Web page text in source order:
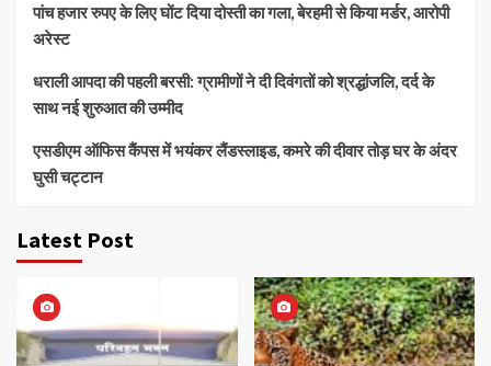
पांच हजार रुपए के लिए घोंट दिया दोस्ती का गला, बेरहमी से किया मर्डर, आरोपी
अरेस्ट
धराली आपदा की पहली बरसी: ग्रामीणों ने दी दिवंगतों को श्रद्धांजलि, दर्द के
साथ नई शुरुआत की उम्मीद
एसडीएम ऑफिस कैंपस में भयंकर लैंडस्लाइड, कमरे की दीवार तोड़ घर के अंदर
घुसी चट्टान
Latest Post